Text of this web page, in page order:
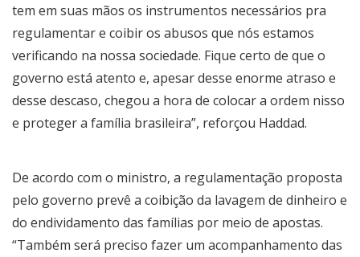
tem em suas mãos os instrumentos necessários pra
regulamentar e coibir os abusos que nós estamos
verificando na nossa sociedade. Fique certo de que o
governo está atento e, apesar desse enorme atraso e
desse descaso, chegou a hora de colocar a ordem nisso
e proteger a família brasileira”, reforçou Haddad.
De acordo com o ministro, a regulamentação proposta
pelo governo prevê a coibição da lavagem de dinheiro e
do endividamento das famílias por meio de apostas.
“Também será preciso fazer um acompanhamento das